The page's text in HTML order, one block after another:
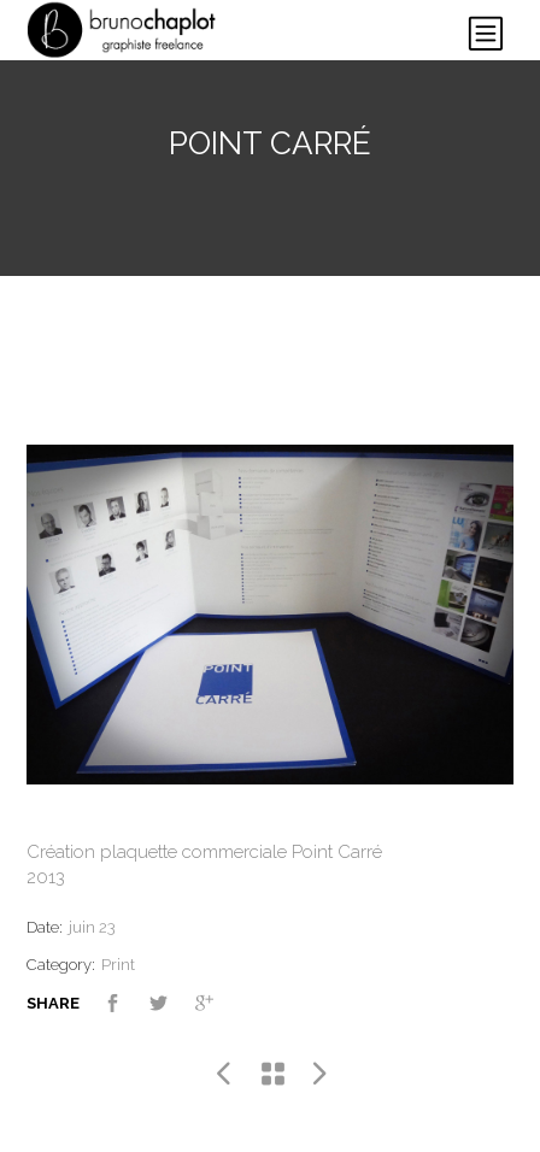
POINT CARRÉ
Création plaquette commerciale Point Carré
2013
Date: juin 23
Category: Print
SHARE